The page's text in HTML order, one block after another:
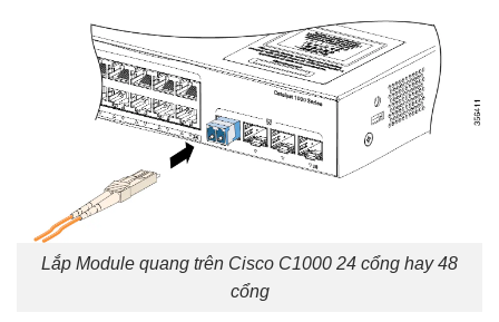
Lắp Module quang trên Cisco C1000 24 cổng hay 48
cổng